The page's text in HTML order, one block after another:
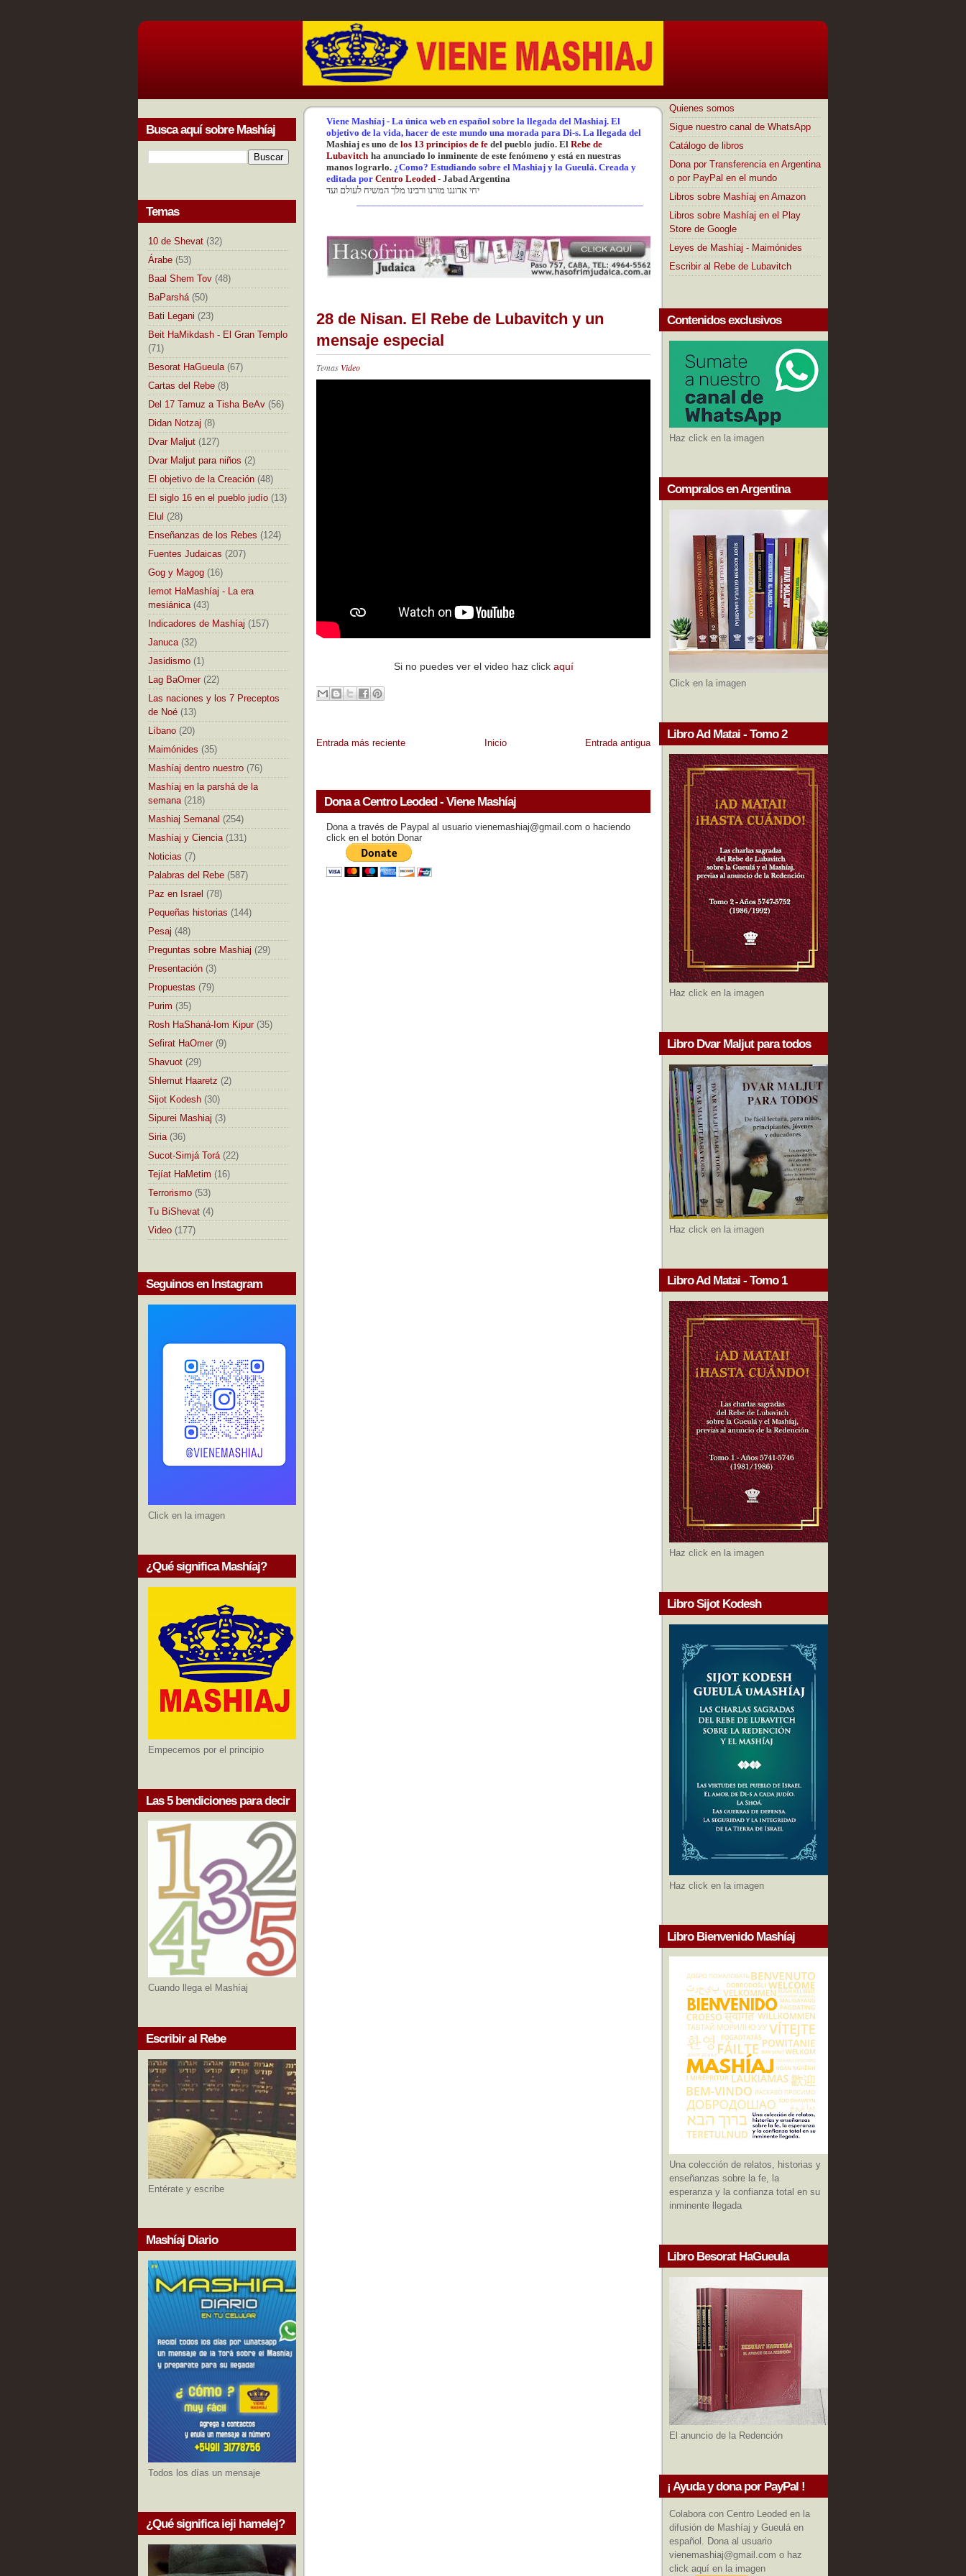
Busca aquí sobre Mashíaj
Temas
10 de Shevat (32)
Árabe (53)
Baal Shem Tov (48)
BaParshá (50)
Bati Legani (23)
Beit HaMikdash - El Gran Templo
(71)
Besorat HaGueula (67)
Cartas del Rebe (8)
Del 17 Tamuz a Tisha BeAv (56)
Didan Notzaj (8)
Dvar Maljut (127)
Dvar Maljut para niños (2)
El objetivo de la Creación (48)
El siglo 16 en el pueblo judío (13)
Elul (28)
Enseñanzas de los Rebes (124)
Fuentes Judaicas (207)
Gog y Magog (16)
Iemot HaMashíaj - La era
mesiánica (43)
Indicadores de Mashíaj (157)
Januca (32)
Jasidismo (1)
Lag BaOmer (22)
Las naciones y los 7 Preceptos
de Noé (13)
Líbano (20)
Maimónides (35)
Mashíaj dentro nuestro (76)
Mashíaj en la parshá de la
semana (218)
Mashiaj Semanal (254)
Mashíaj y Ciencia (131)
Noticias (7)
Palabras del Rebe (587)
Paz en Israel (78)
Pequeñas historias (144)
Pesaj (48)
Preguntas sobre Mashiaj (29)
Presentación (3)
Propuestas (79)
Purim (35)
Rosh HaShaná-Iom Kipur (35)
Sefirat HaOmer (9)
Shavuot (29)
Shlemut Haaretz (2)
Sijot Kodesh (30)
Sipurei Mashiaj (3)
Siria (36)
Sucot-Simjá Torá (22)
Tejíat HaMetim (16)
Terrorismo (53)
Tu BiShevat (4)
Video (177)
Seguinos en Instagram
Click en la imagen
¿Qué significa Mashíaj?
Empecemos por el principio
Las 5 bendiciones para decir
Cuando llega el Mashíaj
Escribir al Rebe
Entérate y escribe
Mashíaj Diario
Todos los días un mensaje
¿Qué significa ieji hamelej?
Viene Mashíaj - La única web en español sobre la llegada del Mashiaj. El
objetivo de la vida, hacer de este mundo una morada para Di-s. La llegada del
Mashiaj es uno de los 13 principios de fe del pueblo judío. El Rebe de
Lubavitch ha anunciado lo inminente de este fenómeno y está en nuestras
manos lograrlo. ¿Como? Estudiando sobre el Mashiaj y la Gueulá. Creada y
editada por Centro Leoded - Jabad Argentina
יחי אדוננו מורנו ורבינו מלך המשיח לעולם ועד
28 de Nisan. El Rebe de Lubavitch y un
mensaje especial
Temas Video
Si no puedes ver el video haz click aquí
Entrada más reciente Entrada antigua
Inicio
Dona a Centro Leoded - Viene Mashíaj
Dona a través de Paypal al usuario vienemashiaj@gmail.com o haciendo
click en el botón Donar
Quienes somos
Sigue nuestro canal de WhatsApp
Catálogo de libros
Dona por Transferencia en Argentina
o por PayPal en el mundo
Libros sobre Mashíaj en Amazon
Libros sobre Mashíaj en el Play
Store de Google
Leyes de Mashíaj - Maimónides
Escribir al Rebe de Lubavitch
Contenidos exclusivos
Haz click en la imagen
Compralos en Argentina
Click en la imagen
Libro Ad Matai - Tomo 2
Haz click en la imagen
Libro Dvar Maljut para todos
Haz click en la imagen
Libro Ad Matai - Tomo 1
Haz click en la imagen
Libro Sijot Kodesh
Haz click en la imagen
Libro Bienvenido Mashíaj
Una colección de relatos, historias y
enseñanzas sobre la fe, la
esperanza y la confianza total en su
inminente llegada
Libro Besorat HaGueula
El anuncio de la Redención
¡ Ayuda y dona por PayPal !
Colabora con Centro Leoded en la
difusión de Mashíaj y Gueulá en
español. Dona al usuario
vienemashiaj@gmail.com o haz
click aquí en la imagen